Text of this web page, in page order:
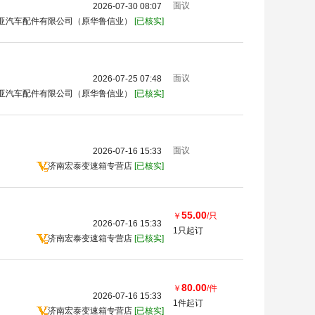
2026-07-30 08:07
汽车配件有限公司（原华鲁信业）
[已核实]
面议
2026-07-25 07:48
汽车配件有限公司（原华鲁信业）
[已核实]
面议
2026-07-16 15:33
济南宏泰变速箱专营店 [已核实]
面议
2026-07-16 15:33
济南宏泰变速箱专营店 [已核实]
￥ 55.00/只
1只起订
2026-07-16 15:33
济南宏泰变速箱专营店 [已核实]
￥ 80.00/件
1件起订